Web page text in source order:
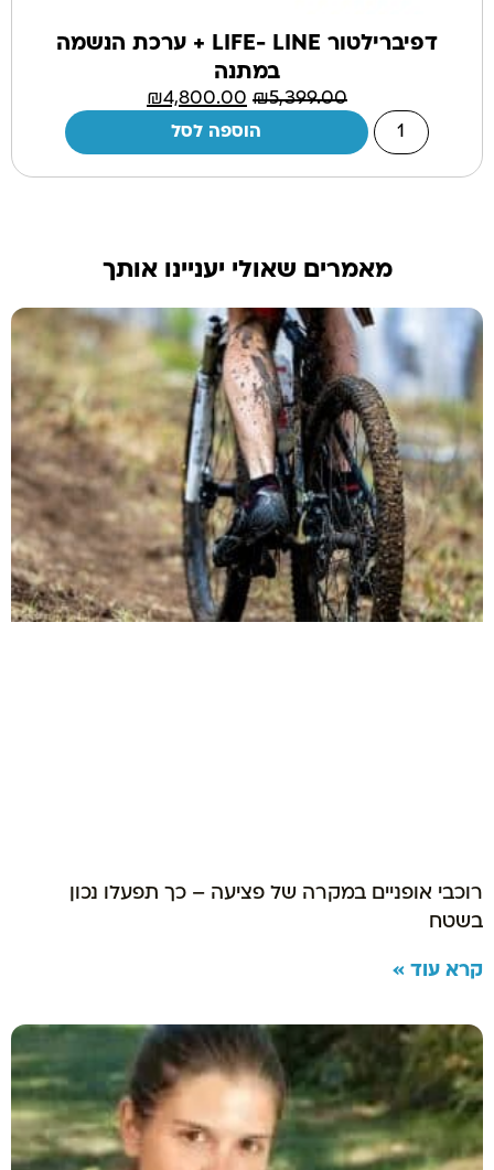
דפיברילטור LIFE- LINE + ערכת הנשמה
במתנה
₪5,399.00
₪4,800.00
הוספה לסל
מאמרים שאולי יעניינו אותך
רוכבי אופניים במקרה של פציעה – כך תפעלו נכון
בשטח
קרא עוד »